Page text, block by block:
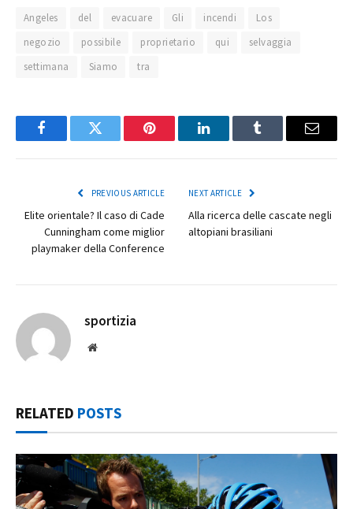
Angeles del evacuare Gli incendi
Los
negozio
possibile proprietario qui
selvaggia
settimana
Siamo tra
FacebookTwitter Pinterest LinkedInTumblr Email
PREVIOUS ARTICLE
Elite orientale? Il caso di Cade
Cunningham come miglior
playmaker della Conference
NEXT ARTICLE
Alla ricerca delle cascate negli
altopiani brasiliani
sportizia
Website
RELATED POSTS